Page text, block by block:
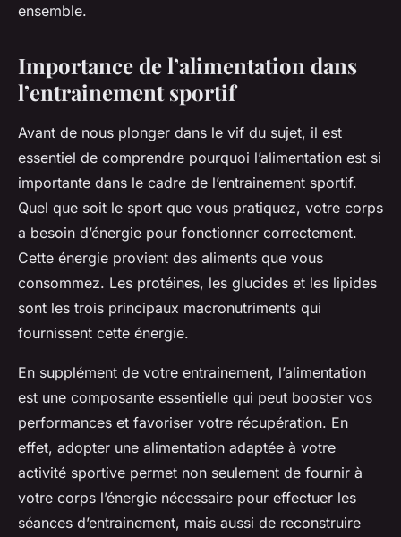
ensemble.
Importance de l’alimentation dans
l’entrainement sportif
Avant de nous plonger dans le vif du sujet, il est
essentiel de comprendre pourquoi l’alimentation est si
importante dans le cadre de l’entrainement sportif.
Quel que soit le sport que vous pratiquez, votre corps
a besoin d’énergie pour fonctionner correctement.
Cette énergie provient des aliments que vous
consommez. Les protéines, les glucides et les lipides
sont les trois principaux macronutriments qui
fournissent cette énergie.
En supplément de votre entrainement, l’alimentation
est une composante essentielle qui peut booster vos
performances et favoriser votre récupération. En
effet, adopter une alimentation adaptée à votre
activité sportive permet non seulement de fournir à
votre corps l’énergie nécessaire pour effectuer les
séances d’entrainement, mais aussi de reconstruire